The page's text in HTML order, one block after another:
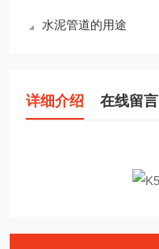
水泥管道的用途
详细介绍 在线留言